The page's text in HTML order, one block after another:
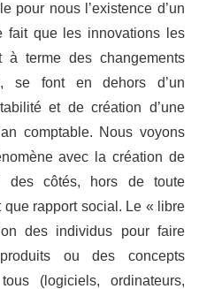
pour nous l’existence d’un
fait que les innovations les
à terme des changements
se font en dehors d’un
et de création d’une
comptable. Nous voyons
avec la création de
des côtés, hors de toute
rapport social. Le « libre
des individus pour faire
ou des concepts
(logiciels, ordinateurs,